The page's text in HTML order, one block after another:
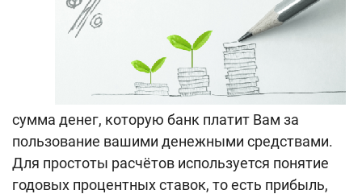
сумма денег, которую банк платит Вам за
пользование вашими денежными средствами.
Для простоты расчётов используется понятие
годовых процентных ставок, то есть прибыль,